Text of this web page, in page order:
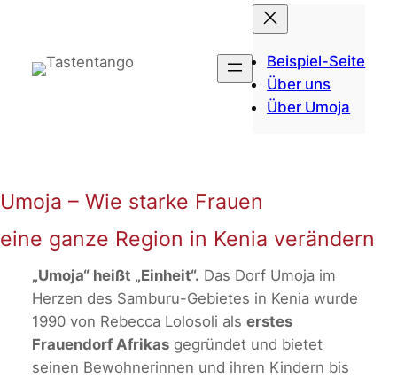
springen
Beispiel-Seite
Über uns
Über Umoja
Umoja – Wie starke Frauen
eine ganze Region in Kenia verändern
„Umoja“ heißt „Einheit“. Das Dorf Umoja im
Herzen des Samburu-Gebietes in Kenia wurde
1990 von Rebecca Lolosoli als erstes
Frauendorf Afrikasgegründet und bietet
seinen Bewohnerinnen und ihren Kindern bis